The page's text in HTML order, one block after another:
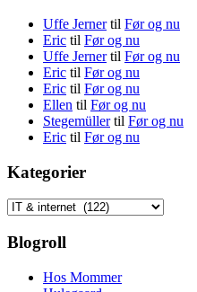
Uffe Jernertil Før og nu
Eric til Før og nu
Uffe Jernertil Før og nu
Eric til Før og nu
Eric til Før og nu
Ellen til Før og nu
Stegemüllertil Før og nu
Eric til Før og nu
Kategorier
Kategorier
Blogroll
Hos Mommer